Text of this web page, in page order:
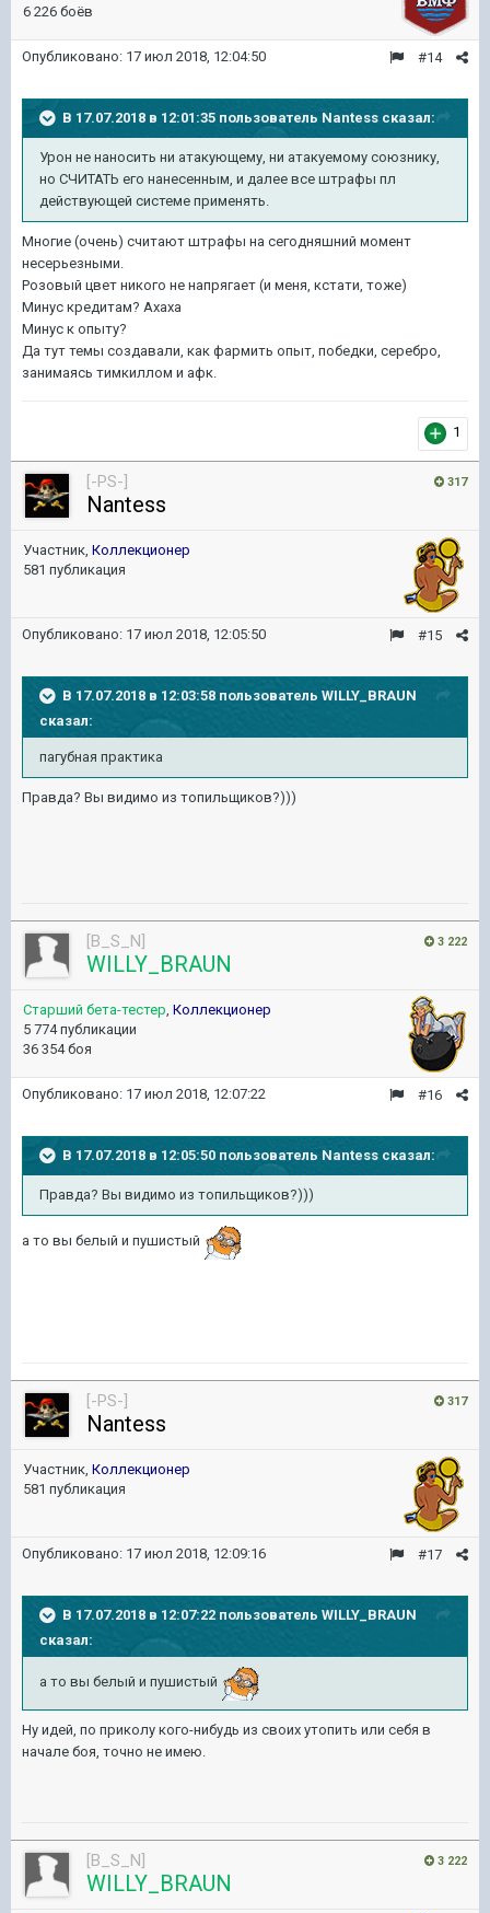
6 226 боёв
#14
Опубликовано: 17 июл 2018, 12:04:50
В 17.07.2018 в 12:01:35 пользователь Nantess сказал:
Урон не наносить ни атакующему, ни атакуемому союзнику,
но СЧИТАТЬ его нанесенным, и далее все штрафы пл
действующей системе применять.
Многие (очень) считают штрафы на сегодняшний момент
несерьезными.
Розовый цвет никого не напрягает (и меня, кстати, тоже)
Минус кредитам? Ахаха
Минус к опыту?
Да тут темы создавали, как фармить опыт, победки, серебро,
занимаясь тимкиллом и афк.
1
317
[-PS-]
Nantess
Участник, Коллекционер
581 публикация
#15
Опубликовано: 17 июл 2018, 12:05:50
В 17.07.2018 в 12:03:58 пользователь WILLY_BRAUN
сказал:
пагубная практика
Правда? Вы видимо из топильщиков?)))
3 222
[B_S_N]
WILLY_BRAUN
Старший бета-тестер, Коллекционер
5 774 публикации
36 354 боя
#16
Опубликовано: 17 июл 2018, 12:07:22
В 17.07.2018 в 12:05:50 пользователь Nantess сказал:
Правда? Вы видимо из топильщиков?)))
а то вы белый и пушистый
317
[-PS-]
Nantess
Участник, Коллекционер
581 публикация
#17
Опубликовано: 17 июл 2018, 12:09:16
В 17.07.2018 в 12:07:22 пользователь WILLY_BRAUN
сказал:
а то вы белый и пушистый
Ну идей, по приколу кого-нибудь из своих утопить или себя в
начале боя, точно не имею.
3 222
[B_S_N]
WILLY_BRAUN